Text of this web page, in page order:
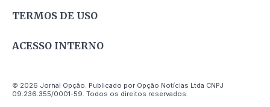
TERMOS DE USO
ACESSO INTERNO
© 2026 Jornal Opção. Publicado por Opção Notícias Ltda CNPJ
09.236.355/0001-59. Todos os direitos reservados.